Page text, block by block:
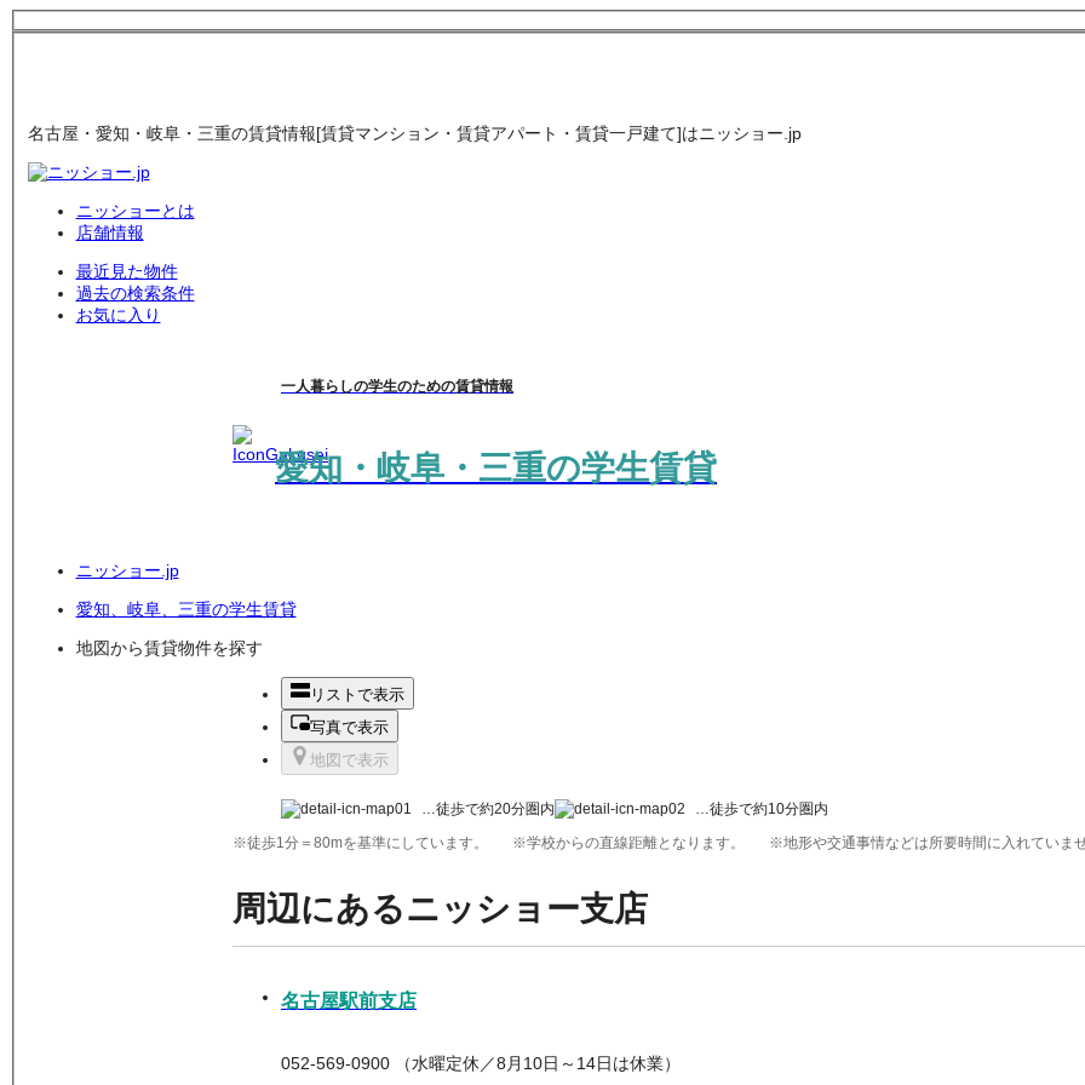
名古屋・愛知・岐阜・三重の賃貸情報[賃貸マンション・賃貸アパート・賃貸一戸建て]はニッショー.jp
ニッショーとは
店舗情報
最近見た物件
過去の検索条件
お気に入り
一人暮らしの学生のための賃貸情報
愛知・岐阜・三重の学生賃貸
ニッショー.jp
愛知、岐阜、三重の学生賃貸
地図から賃貸物件を探す
リストで表示
写真で表示
地図で表示
…徒歩で約20分圏内
…徒歩で約10分圏内
※徒歩1分＝80mを基準にしています。
※学校からの直線距離となります。 ※地形や交通事情などは所要時間に入れていま
周辺にあるニッショー支店
名古屋駅前支店
052-569-0900 （水曜定休／8月10日～14日は休業）